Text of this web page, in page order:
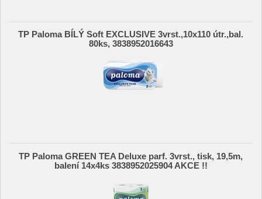
TP Paloma BÍLÝ Soft EXCLUSIVE 3vrst.,10x110 útr.,bal.
80ks, 3838952016643
TP Paloma GREEN TEA Deluxe parf. 3vrst., tisk, 19,5m,
balení 14x4ks 3838952025904 AKCE !!